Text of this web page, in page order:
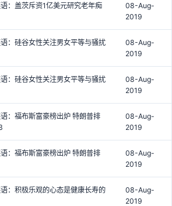
：盖茨斥资1亿美元研究老年痴
08-Aug-
2019
：硅谷女性关注男女平等与骚扰
08-Aug-
2019
：硅谷女性关注男女平等与骚扰
08-Aug-
2019
：福布斯富豪榜出炉 特朗普排
08-Aug-
2019
：福布斯富豪榜出炉 特朗普排
08-Aug-
2019
：积极乐观的心态是健康长寿的
08-Aug-
2019